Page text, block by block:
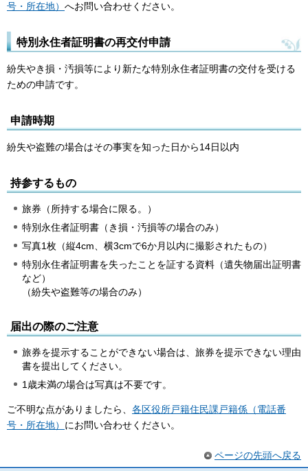
号・所在地） へお問い合わせください。
特別永住者証明書の再交付申請
紛失やき損・汚損等により新たな特別永住者証明書の交付を受ける
ための申請です。
申請時期
紛失や盗難の場合はその事実を知った日から14日以内
持参するもの
旅券（所持する場合に限る。）
特別永住者証明書（き損・汚損等の場合のみ）
写真1枚（縦4cm、横3cmで6か月以内に撮影されたもの）
特別永住者証明書を失ったことを証する資料（遺失物届出証明書
など）
（紛失や盗難等の場合のみ）
届出の際のご注意
旅券を提示することができない場合は、旅券を提示できない理由
書を提出してください。
1歳未満の場合は写真は不要です。
ご不明な点がありましたら、 各区役所戸籍住民課戸籍係（電話番
号・所在地） にお問い合わせください。
ページの先頭へ戻る